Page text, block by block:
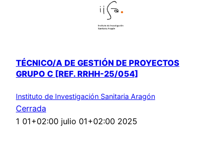
TÉCNICO/A DE GESTIÓN DE PROYECTOS
GRUPO C [REF. RRHH-25/054]
Instituto de Investigación Sanitaria Aragón
Cerrada
1 01+02:00 julio 01+02:00 2025